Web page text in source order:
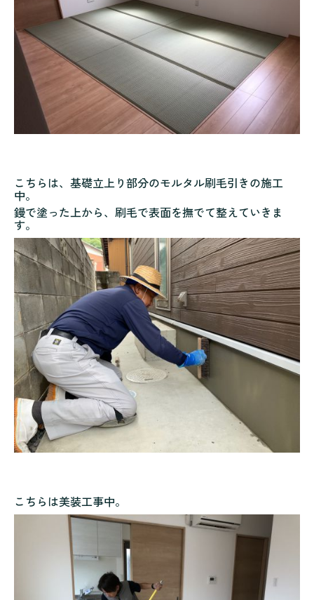
こちらは、基礎立上り部分のモルタル刷毛引きの施工
中。
鏝で塗った上から、刷毛で表面を撫でて整えていきま
す。
こちらは美装工事中。